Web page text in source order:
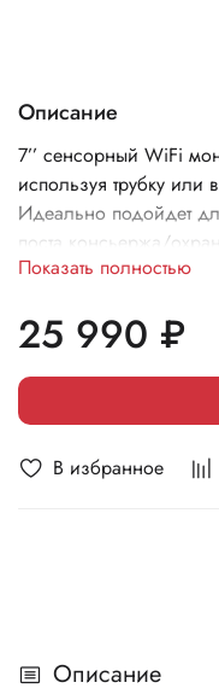
В избранное
Описание
7’’ сенсорный WiFi
используя трубку
Идеально подойдет
поста консьержа/
Показать полностью
25 990 ₽
Описание